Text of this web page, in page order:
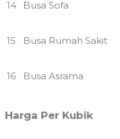
14 Busa Sofa
15 Busa Rumah Sakit
16 Busa Asrama
Harga Per Kubik